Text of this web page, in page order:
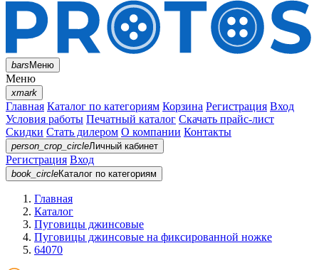
barsМеню
Меню
xmark
Главная Каталог по категориям Корзина Регистрация Вход
Условия работы Печатный каталог Скачать прайс-лист
Скидки Стать дилером О компании Контакты
person_crop_circleЛичный кабинет
Регистрация Вход
book_circleКаталог по категориям
Главная
Каталог
Пуговицы джинсовые
Пуговицы джинсовые на фиксированной ножке
64070